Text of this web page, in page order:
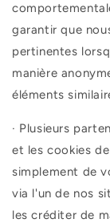
garantir que
pertinentes
manière
éléments
· Plusieurs
et les cookies
simplement de
via l'un de nos
les créditer de